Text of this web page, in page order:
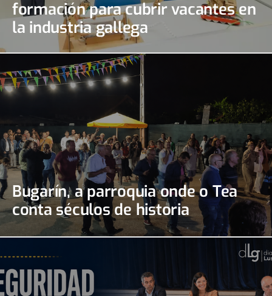
formación para cubrir vacantes en
la industria gallega
Bugarín, a parroquia onde o Tea
conta séculos de historia